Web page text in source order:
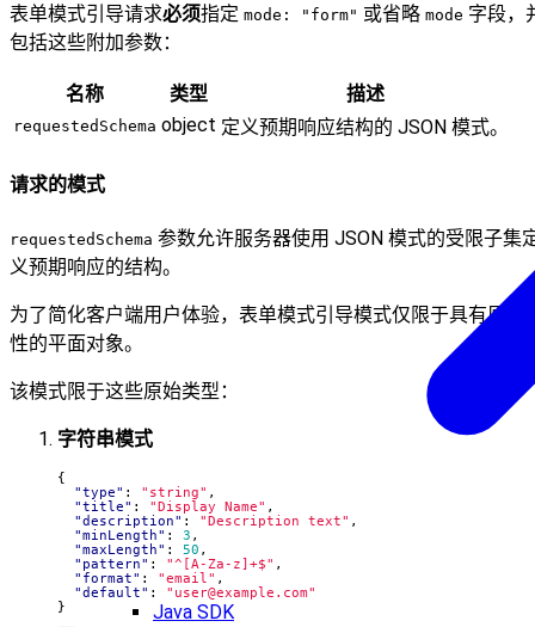
Java SDK
表单模式引导请求必须指定 mode: "form" 或省略 mode 字段，
包括这些附加参数：
名称 类型 描述
requestedSchema object 定义预期响应结构的 JSON 模式。
请求的模式
requestedSchema 参数允许服务器使用 JSON 模式的受限子集
义预期响应的结构。
为了简化客户端用户体验，表单模式引导模式仅限于具有原始
性的平面对象。
该模式限于这些原始类型：
字符串模式
{
"type" : "string" ,
"title" : "Display Name" ,
"description" : "Description text" ,
"minLength" : 3 ,
"maxLength" : 50 ,
"pattern" : "^[A-Za-z]+$" ,
"format" : "email" ,
"default" : " user@example.com"
}